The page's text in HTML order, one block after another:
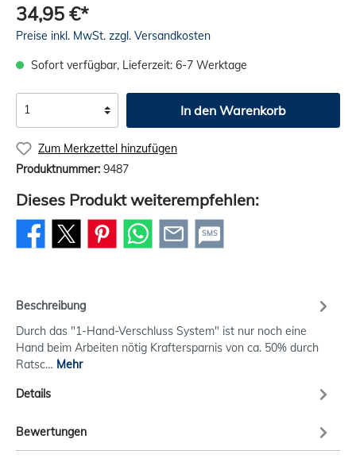
34,95 €*
Preise inkl. MwSt. zzgl. Versandkosten
Sofort verfügbar, Lieferzeit: 6-7 Werktage
In den Warenkorb
Zum Merkzettel hinzufügen
Produktnummer: 9487
Dieses Produkt weiterempfehlen:
SMS
Beschreibung
Durch das "1-Hand-Verschluss System" ist nur noch eine
Hand beim Arbeiten nötig Kraftersparnis von ca. 50% durch
Ratsc… Mehr
Details
Bewertungen